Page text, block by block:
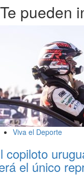
Te pueden
Viva el Deporte
copiloto
el único